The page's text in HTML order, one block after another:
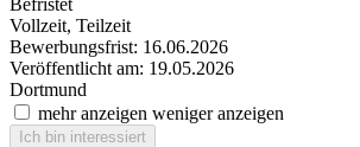
Vollzeit, Teilzeit
Bewerbungsfrist: 16.06.2026
Veröffentlicht am: 19.05.2026
Dortmund
mehr anzeigen weniger anzeigen
Ich bin interessiert